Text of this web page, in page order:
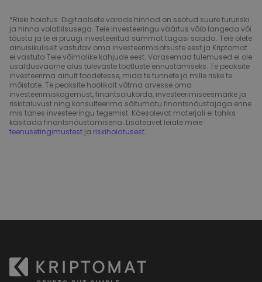
*Riski hoiatus: Digitaalsete varade hinnad on seotud suure tururiski
ja hinna volatiilsusega. Teie investeeringu väärtus võib langeda või
tõusta ja te ei pruugi investeeritud summat tagasi saada. Teie olete
ainuisikuliselt vastutav oma investeerimisotsuste eest ja Kriptomat
ei vastuta Teie võimalike kahjude eest. Varasemad tulemused ei ole
usaldusväärne alus tulevaste tootluste ennustamiseks. Te peaksite
investeerima ainult toodetesse, mida te tunnete ja mille riske te
mõistate. Te peaksite hoolikalt võtma arvesse oma
investeerimiskogemust, finantsolukorda, investeerimiseesmärke ja
riskitaluvust ning konsulteerima sõltumatu finantsnõustajaga enne
mis tahes investeeringu tegemist. Käesolevat materjali ei tohiks
käsitada finantsnõustamisena. Lisateavet leiate meie
teenusetingimustest ja riskihoiatusest.